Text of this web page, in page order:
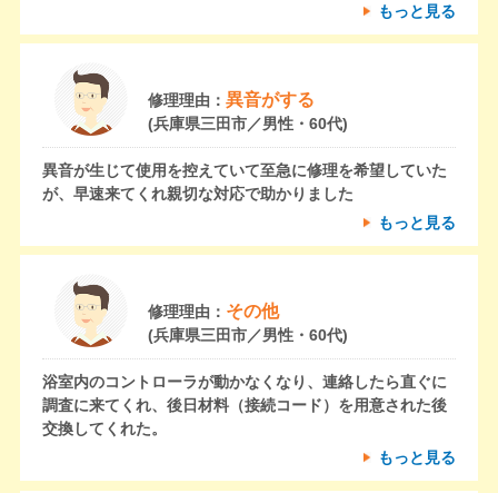
もっと見る
修理理由： 異音がする
(兵庫県三田市／男性・60代)
異音が生じて使用を控えていて至急に修理を希望していた
が、早速来てくれ親切な対応で助かりました
もっと見る
修理理由： その他
(兵庫県三田市／男性・60代)
浴室内のコントローラが動かなくなり、連絡したら直ぐに
調査に来てくれ、後日材料（接続コード）を用意された後
交換してくれた。
もっと見る